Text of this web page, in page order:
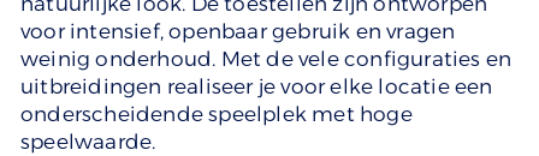
voor intensief, openbaar gebruik en vragen
weinig onderhoud. Met de vele configuraties en
uitbreidingen realiseer je voor elke locatie een
onderscheidende speelplek met hoge
speelwaarde.